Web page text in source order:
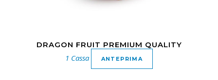
DRAGON FRUIT PREMIUM QUALITY
1 Cassa ANTEPRIMA